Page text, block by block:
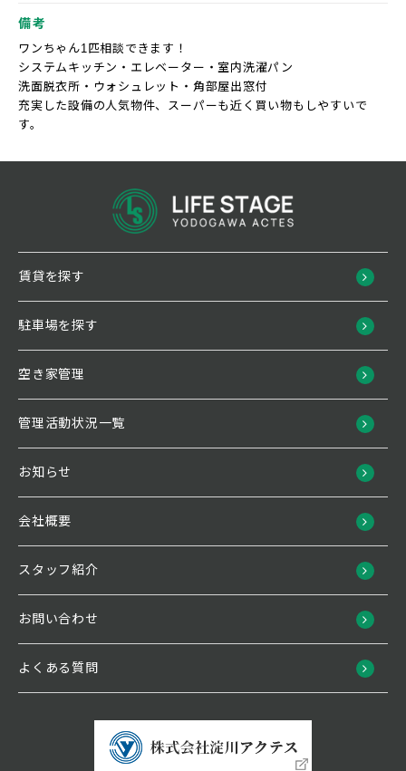
備考
ワンちゃん1匹相談できます！
システムキッチン・エレベーター・室内洗濯パン
洗面脱衣所・ウォシュレット・角部屋出窓付
充実した設備の人気物件、スーパーも近く買い物もしやすいで
す。
賃貸を探す
駐車場を探す
空き家管理
管理活動状況一覧
お知らせ
会社概要
スタッフ紹介
お問い合わせ
よくある質問